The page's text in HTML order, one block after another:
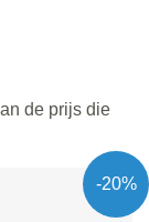
de prijs die
-20%